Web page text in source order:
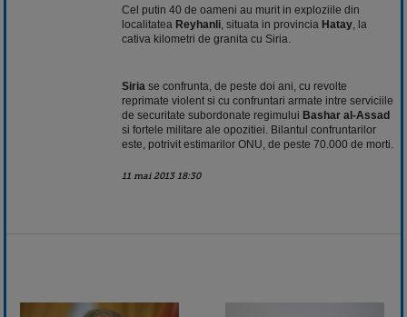
Cel putin 40 de oameni au murit in exploziile din
localitatea Reyhanli , situata in provincia Hatay , la
cativa kilometri de granita cu Siria.
Siria se confrunta, de peste doi ani, cu revolte
reprimate violent si cu confruntari armate intre serviciile
de securitate subordonate regimului Bashar al-Assad
si fortele militare ale opozitiei. Bilantul confruntarilor
este, potrivit estimarilor ONU, de peste 70.000 de morti.
11 mai 2013 18:30